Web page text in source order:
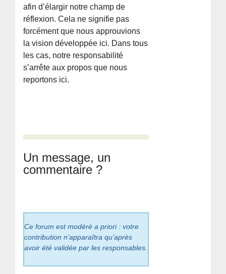
afin d’élargir notre champ de
réflexion. Cela ne signifie pas
forcément que nous approuvions
la vision développée ici. Dans tous
les cas, notre responsabilité
s’arrête aux propos que nous
reportons ici.
Un message, un
commentaire ?
Ce forum est modéré a priori : votre
contribution n’apparaîtra qu’après
avoir été validée par les responsables.